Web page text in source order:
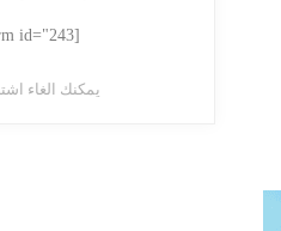
[mc4wp_form id="243"]
يمكنك الغاء